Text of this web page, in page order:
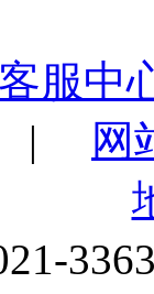
客服中
|
网
021-